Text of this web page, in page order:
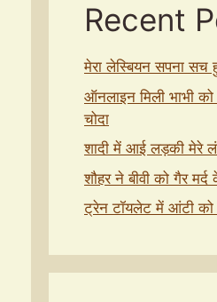
Recent
मेरा लेस्बियन सपना सच
ऑनलाइन मिली भाभी
चोदा
शादी में आई लड़की मेरे
शौहर ने बीवी को गैर
ट्रेन टॉयलेट में आंटी को